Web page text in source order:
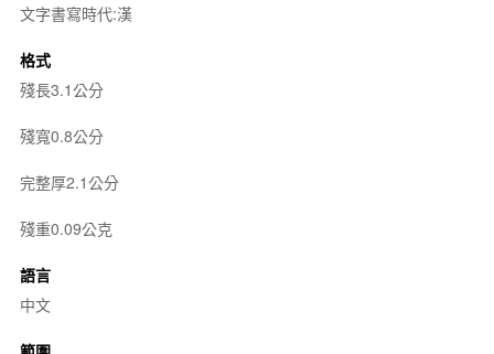
文字書寫時代:漢
格式
殘長3.1公分
殘寬0.8公分
完整厚2.1公分
殘重0.09公克
語言
中文